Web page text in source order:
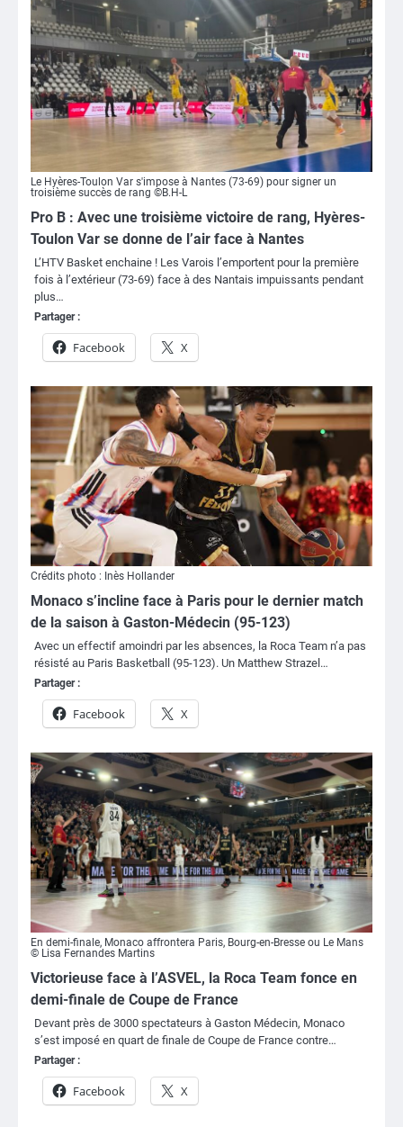
Le Hyères-Toulon Var s'impose à Nantes (73-69) pour signer un
troisième succès de rang ©B.H-L
Pro B : Avec une troisième victoire de rang, Hyères-
Toulon Var se donne de l’air face à Nantes
L’HTV Basket enchaine ! Les Varois l’emportent pour la première
fois à l’extérieur (73-69) face à des Nantais impuissants pendant
plus…
Partager :
Facebook X
Crédits photo : Inès Hollander
Monaco s’incline face à Paris pour le dernier match
de la saison à Gaston-Médecin (95-123)
Avec un effectif amoindri par les absences, la Roca Team n’a pas
résisté au Paris Basketball (95-123). Un Matthew Strazel…
Partager :
Facebook X
En demi-finale, Monaco affrontera Paris, Bourg-en-Bresse ou Le Mans
© Lisa Fernandes Martins
Victorieuse face à l’ASVEL, la Roca Team fonce en
demi-finale de Coupe de France
Devant près de 3000 spectateurs à Gaston Médecin, Monaco
s’est imposé en quart de finale de Coupe de France contre…
Partager :
Facebook X